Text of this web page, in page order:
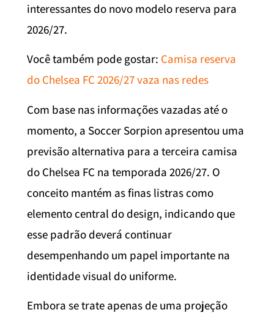
interessantes do novo modelo reserva para
2026/27.
Você também pode gostar: Camisa reserva
do Chelsea FC 2026/27 vaza nas redes
Com base nas informações vazadas até o
momento, a Soccer Sorpion apresentou uma
previsão alternativa para a terceira camisa
do Chelsea FC na temporada 2026/27. O
conceito mantém as finas listras como
elemento central do design, indicando que
esse padrão deverá continuar
desempenhando um papel importante na
identidade visual do uniforme.
Embora se trate apenas de uma projeção